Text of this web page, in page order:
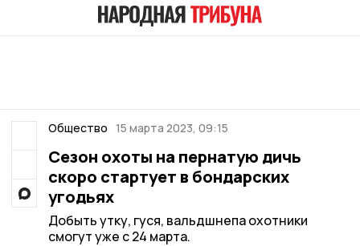
Общество 15 марта 2023, 09:15
Сезон охоты на пернатую дичь
скоро стартует в бондарских
угодьях
Добыть утку, гуся, вальдшнепа охотники
смогут уже с 24 марта.